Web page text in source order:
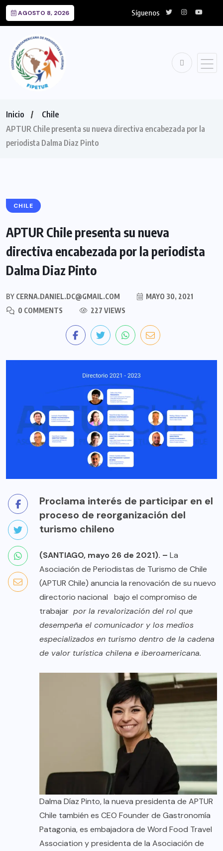
AGOSTO 8, 2026 Síguenos
Inicio
Chile
APTUR Chile presenta su nueva directiva encabezada por la
periodista Dalma Diaz Pinto
CHILE
APTUR Chile presenta su nueva
directiva encabezada por la periodista
Dalma Diaz Pinto
BY CERNA.DANIEL.DC@GMAIL.COM
MAYO 30, 2021
0 COMMENTS
227 VIEWS
Proclama interés de participar en el
proceso de reorganización del
turismo chileno
(SANTIAGO, mayo 26 de 2021). – La
Asociación de Periodistas de Turismo de Chile
(APTUR Chile) anuncia la renovación de su nuevo
directorio nacional bajo el compromiso de
trabajar por la revalorización del rol que
desempeña el comunicador y los medios
especializados en turismo dentro de la cadena
de valor turística chilena e iberoamericana.
Dalma Díaz Pinto, la nueva presidenta de APTUR
Chile también es CEO Founder de Gastronomía
Patagonia, es embajadora de Word Food Travel
Association y presidenta de la Asociación de